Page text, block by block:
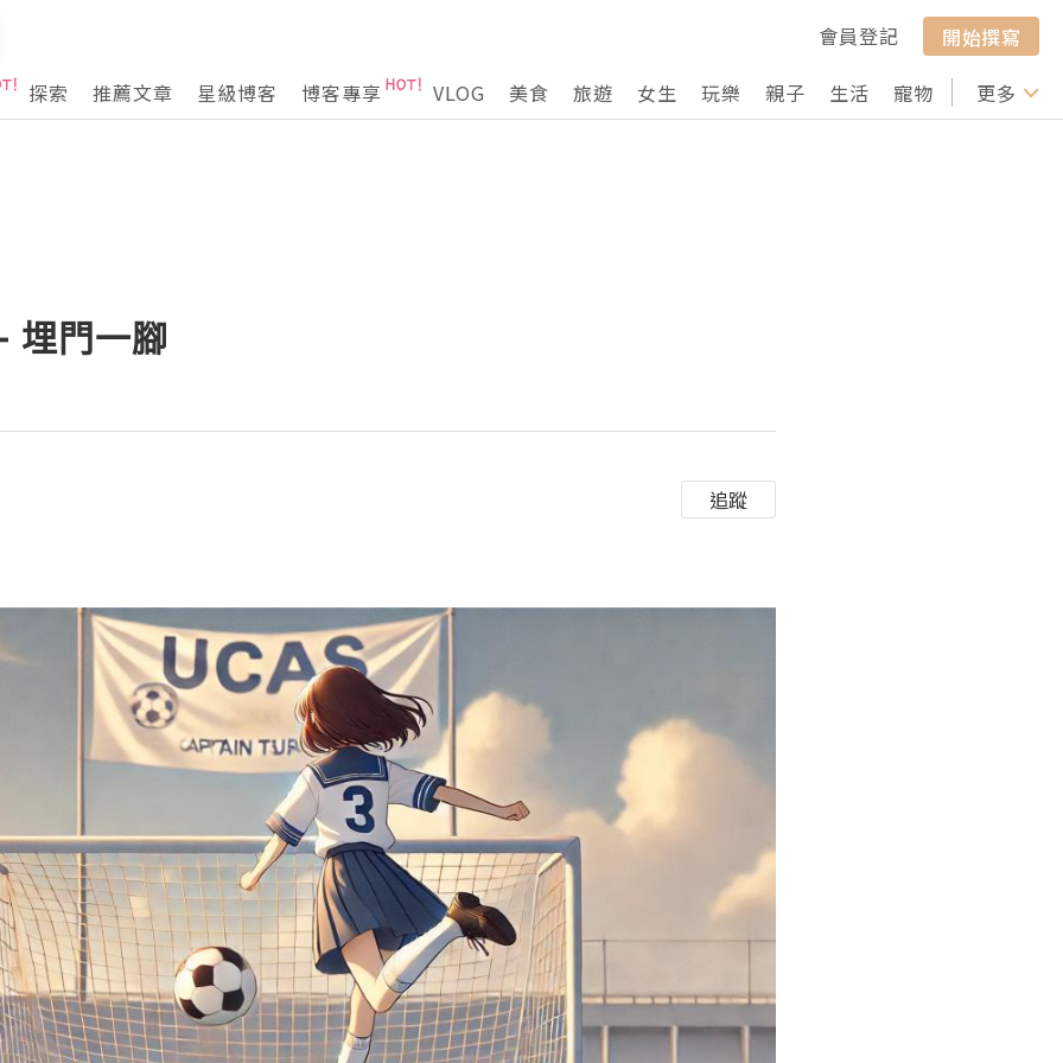
會員登記
開始撰寫
探索
推薦文章 星級博客 博客專享 VLOG 美食 旅遊 女生 玩樂 親子 生活 寵物 行山 打卡
更多
埋門一腳
追蹤